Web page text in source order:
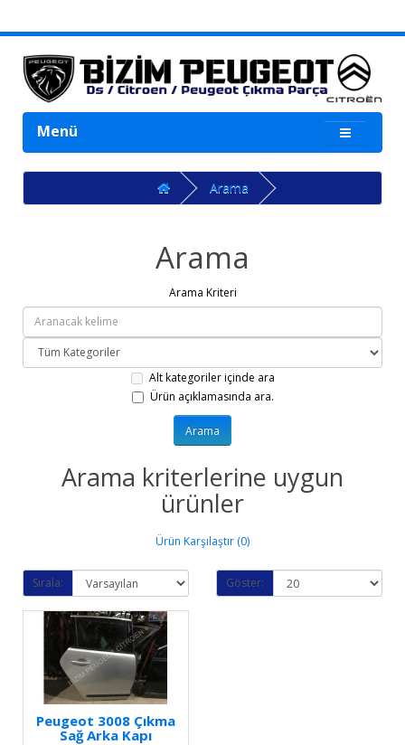
Menü
Arama
Arama
Arama Kriteri
Alt kategoriler içinde ara
Ürün açıklamasında ara.
Arama kriterlerine uygun
ürünler
Ürün Karşılaştır (0)
Sırala: Göster:
Peugeot 3008 Çıkma
Sağ Arka Kapı